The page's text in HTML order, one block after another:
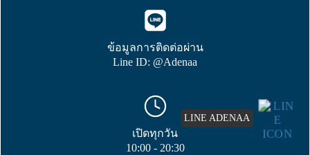
ข้อมูลการติดต่อผ่าน
Line ID: @Adenaa
เปิดทุกวัน
10:00 - 20:30
LINE ADENAA